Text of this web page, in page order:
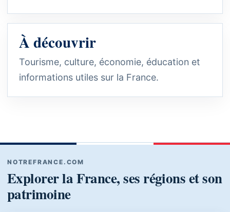
À découvrir
Tourisme, culture, économie, éducation et
informations utiles sur la France.
NOTREFRANCE.COM
Explorer la France, ses régions et son
patrimoine